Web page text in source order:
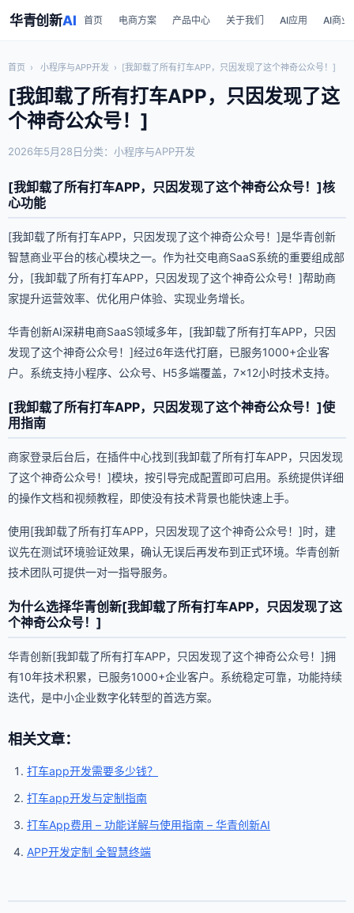
华青创新AI 首页 电商方案 产品中心 关于我们 AI应用 AI商业
首页 › 小程序与APP开发 › [我卸载了所有打车APP，只因发现了这个神奇公众号！]
[我卸载了所有打车APP，只因发现了这
个神奇公众号！]
2026年5月28日分类：小程序与APP开发
[我卸载了所有打车APP，只因发现了这个神奇公众号！]核
心功能
[我卸载了所有打车APP，只因发现了这个神奇公众号！]是华青创新
智慧商业平台的核心模块之一。作为社交电商SaaS系统的重要组成部
分，[我卸载了所有打车APP，只因发现了这个神奇公众号！]帮助商
家提升运营效率、优化用户体验、实现业务增长。
华青创新AI深耕电商SaaS领域多年，[我卸载了所有打车APP，只因
发现了这个神奇公众号！]经过6年迭代打磨，已服务1000+企业客
户。系统支持小程序、公众号、H5多端覆盖，7×12小时技术支持。
[我卸载了所有打车APP，只因发现了这个神奇公众号！]使
用指南
商家登录后台后，在插件中心找到[我卸载了所有打车APP，只因发现
了这个神奇公众号！]模块，按引导完成配置即可启用。系统提供详细
的操作文档和视频教程，即使没有技术背景也能快速上手。
使用[我卸载了所有打车APP，只因发现了这个神奇公众号！]时，建
议先在测试环境验证效果，确认无误后再发布到正式环境。华青创新
技术团队可提供一对一指导服务。
为什么选择华青创新[我卸载了所有打车APP，只因发现了这
个神奇公众号！]
华青创新[我卸载了所有打车APP，只因发现了这个神奇公众号！]拥
有10年技术积累，已服务1000+企业客户。系统稳定可靠，功能持续
迭代，是中小企业数字化转型的首选方案。
相关文章：
打车app开发需要多少钱？
打车app开发与定制指南
打车App费用 – 功能详解与使用指南 – 华青创新AI
APP开发定制 全智慧终端